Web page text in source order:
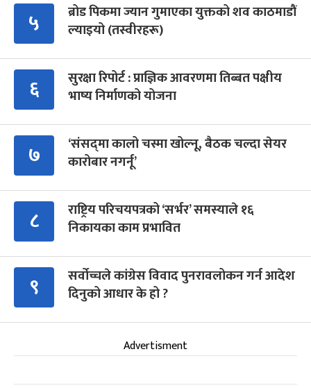
५
ब्रोड पिकमा ज्यान गुमाएका युक्तको शव काठमाडौं
ल्याइयो (तस्वीरहरू)
६
सुरक्षा रिपोर्ट : प्राज्ञिक आवरणमा तिब्बत पक्षीय
भाष्य निर्माणको योजना
७
‘संसद्‍मा कालो चस्मा खोल्नू, बैठक चल्दा सेयर
कारोबार नगर्नू’
८
राष्ट्रिय परिचयपत्रको ‘सर्भर’ समस्याले १६
निकायका काम प्रभावित
९
सर्वोच्चले कांग्रेस विवाद पुनरावलोकन गर्न आदेश
दिनुको आधार के हो ?
Advertisment